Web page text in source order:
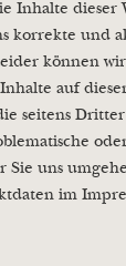
Inhalte dieser
korrekte und
können
auf
seitens
Sie uns
im